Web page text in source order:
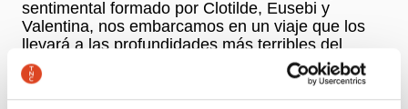
sentimental formado por Clotilde, Eusebi y
Valentina, nos embarcamos en un viaje que los
llevará a las profundidades más terribles del
alma. El Teatre Nacional de Catalunya incorpora
a Carles Soldevila en su programación, con esta
obra vigorosa y moderna.Valentinanos habla, ya